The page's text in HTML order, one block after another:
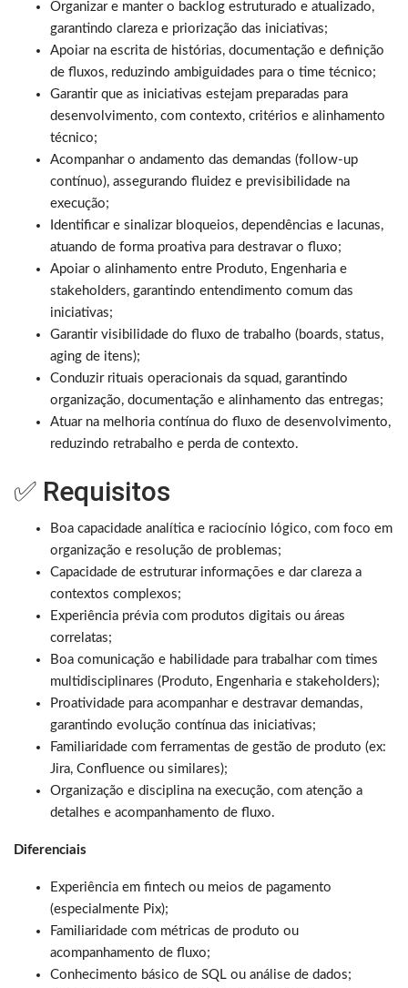
Organizar e manter o backlog estruturado e atualizado,
garantindo clareza e priorização das iniciativas;
Apoiar na escrita de histórias, documentação e definição
de fluxos, reduzindo ambiguidades para o time técnico;
Garantir que as iniciativas estejam preparadas para
desenvolvimento, com contexto, critérios e alinhamento
técnico;
Acompanhar o andamento das demandas (follow-up
contínuo), assegurando fluidez e previsibilidade na
execução;
Identificar e sinalizar bloqueios, dependências e lacunas,
atuando de forma proativa para destravar o fluxo;
Apoiar o alinhamento entre Produto, Engenharia e
stakeholders, garantindo entendimento comum das
iniciativas;
Garantir visibilidade do fluxo de trabalho (boards, status,
aging de itens);
Conduzir rituais operacionais da squad, garantindo
organização, documentação e alinhamento das entregas;
Atuar na melhoria contínua do fluxo de desenvolvimento,
reduzindo retrabalho e perda de contexto.
✅ Requisitos
Boa capacidade analítica e raciocínio lógico, com foco em
organização e resolução de problemas;
Capacidade de estruturar informações e dar clareza a
contextos complexos;
Experiência prévia com produtos digitais ou áreas
correlatas;
Boa comunicação e habilidade para trabalhar com times
multidisciplinares (Produto, Engenharia e stakeholders);
Proatividade para acompanhar e destravar demandas,
garantindo evolução contínua das iniciativas;
Familiaridade com ferramentas de gestão de produto (ex:
Jira, Confluence ou similares);
Organização e disciplina na execução, com atenção a
detalhes e acompanhamento de fluxo.
Diferenciais
Experiência em fintech ou meios de pagamento
(especialmente Pix);
Familiaridade com métricas de produto ou
acompanhamento de fluxo;
Conhecimento básico de SQL ou análise de dados;